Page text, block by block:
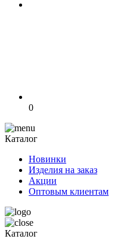
0
Каталог
Новинки
Изделия на заказ
Акции
Оптовым клиентам
Каталог